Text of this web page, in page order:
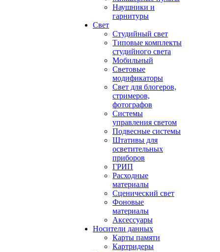
Наушники и
гарнитуры
Свет
Студийный свет
Типовые комплекты
студийного света
Мобильный
Световые
модификаторы
Свет для блогеров,
стримеров,
фотографов
Системы
управления светом
Подвесные системы
Штативы для
осветительных
приборов
ГРИП
Расходные
материалы
Сценический свет
Фоновые
материалы
Аксессуары
Носители данных
Карты памяти
Картридеры